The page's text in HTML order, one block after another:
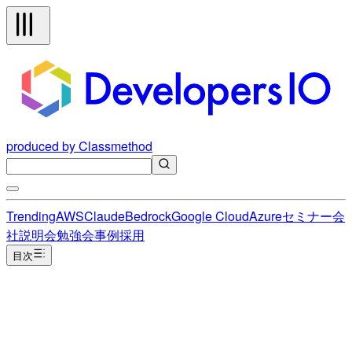
produced by Classmethod
TrendingAWSClaudeBedrockGoogle CloudAzureセミナー会
社説明会勉強会事例採用
目次